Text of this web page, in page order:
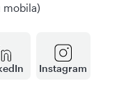
Instagram
mobila)